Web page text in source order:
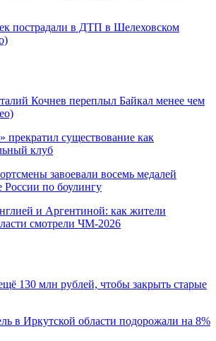
пострадали в ДТП в Шелеховском
Кочнев переплыл Байкал менее чем
существование как
клуб
завоевали восемь медалей
России по боулингу
и Аргентиной: как жители
смотрели ЧМ-2026
130 млн рублей, чтобы закрыть старые
в Иркутской области подорожали на 8%